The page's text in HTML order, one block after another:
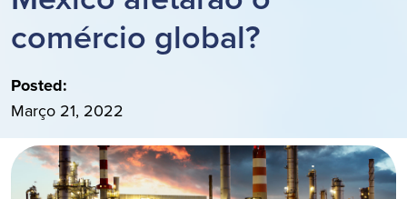
comércio global?
Posted:
Março 21, 2022